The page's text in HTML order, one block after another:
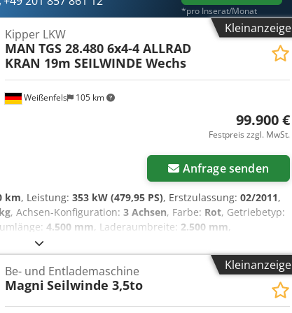
keine Haftung für Tipp- und
sind gesondert zu prüfen. Alle Angaben in den
Bundesgebiet auf Anfrage Öffnungszeiten :
Aszr S Hqemlek Freitag von 9:00Uhr-14:00Uhr und
*pro Inserat/Monat
Kleinanzeige
Weißenfels 105 km
Kipper LKW
MAN TGS 28.480 6x4-4 ALLRAD
KRAN 19m SEILWINDE Wechs
99.900 €
Festpreis zzgl. MwSt.
Anfrage senden
km, Leistung: 353 kW (479,95 PS), Erstzulassung: 02/2011,
, Achsen-Konfiguration: 3 Achsen, Farbe: Rot, Getriebetyp:
4.500 mm, Laderaumbreite: 2.500 mm,
Stabilitätsprogramm (ESP), Klimaanlage, Kran,
gepflegter MAN TGS Pritsche mit starkem Palfinger Kran
Kran oder Pritsche !! * MAN * TGS 28.480 * 6x2/4 Radformel
zulä 26.000kg * KRAN Palfinger PL 23002 * Funksteuerung
* Hakenhöhe ca 19m * SEILWINDE *
Kleinanzeige
Be- und Entlademaschine
Magni Seilwinde 3,5to